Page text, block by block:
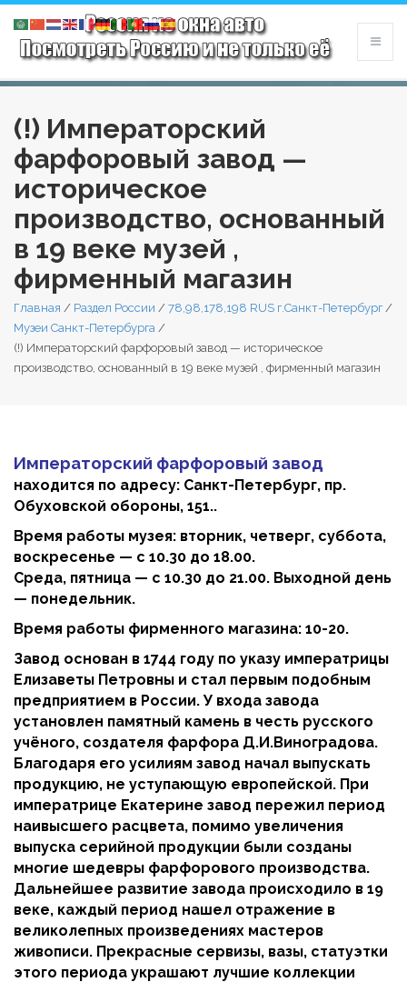
(!) Императорский
фарфоровый завод —
историческое
производство, основанный
в 19 веке музей ,
фирменный магазин
Главная / Раздел России / 78,98,178,198 RUS г.Санкт-Петербург /
Музеи Санкт-Петербурга /
(!) Императорский фарфоровый завод — историческое
производство, основанный в 19 веке музей , фирменный магазин
Императорский фарфоровый завод
находится по адресу: Санкт-Петербург, пр.
Обуховской обороны, 151..
Время работы музея: вторник, четверг, суббота,
воскресенье — с 10.30 до 18.00.
Среда, пятница — с 10.30 до 21.00. Выходной день
— понедельник.
Время работы фирменного магазина: 10-20.
Завод основан в 1744 году по указу императрицы
Елизаветы Петровны и стал первым подобным
предприятием в России. У входа завода
установлен памятный камень в честь русского
учёного, создателя фарфора Д.И.Виноградова.
Благодаря его усилиям завод начал выпускать
продукцию, не уступающую европейской. При
императрице Екатерине завод пережил период
наивысшего расцвета, помимо увеличения
выпуска серийной продукции были созданы
многие шедевры фарфорового производства.
Дальнейшее развитие завода происходило в 19
веке, каждый период нашел отражение в
великолепных произведениях мастеров
живописи. Прекрасные сервизы, вазы, статуэтки
этого периода украшают лучшие коллекции